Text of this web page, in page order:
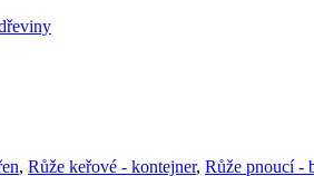
, Růže keřové - kontejner, Růže pnoucí -